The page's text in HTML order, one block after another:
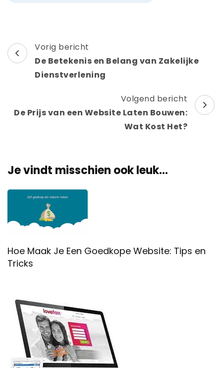
Berichtnavigatie
Vorig bericht
De Betekenis en Belang van Zakelijke
Dienstverlening
Volgend bericht
De Prijs van een Website Laten Bouwen:
Wat Kost Het?
Je vindt misschien ook leuk...
Hoe Maak Je Een Goedkope Website: Tips en
Tricks